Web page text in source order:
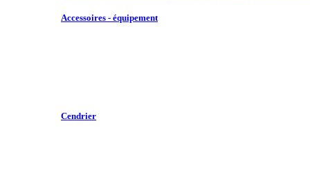
Accessoires - équipement
Cendrier